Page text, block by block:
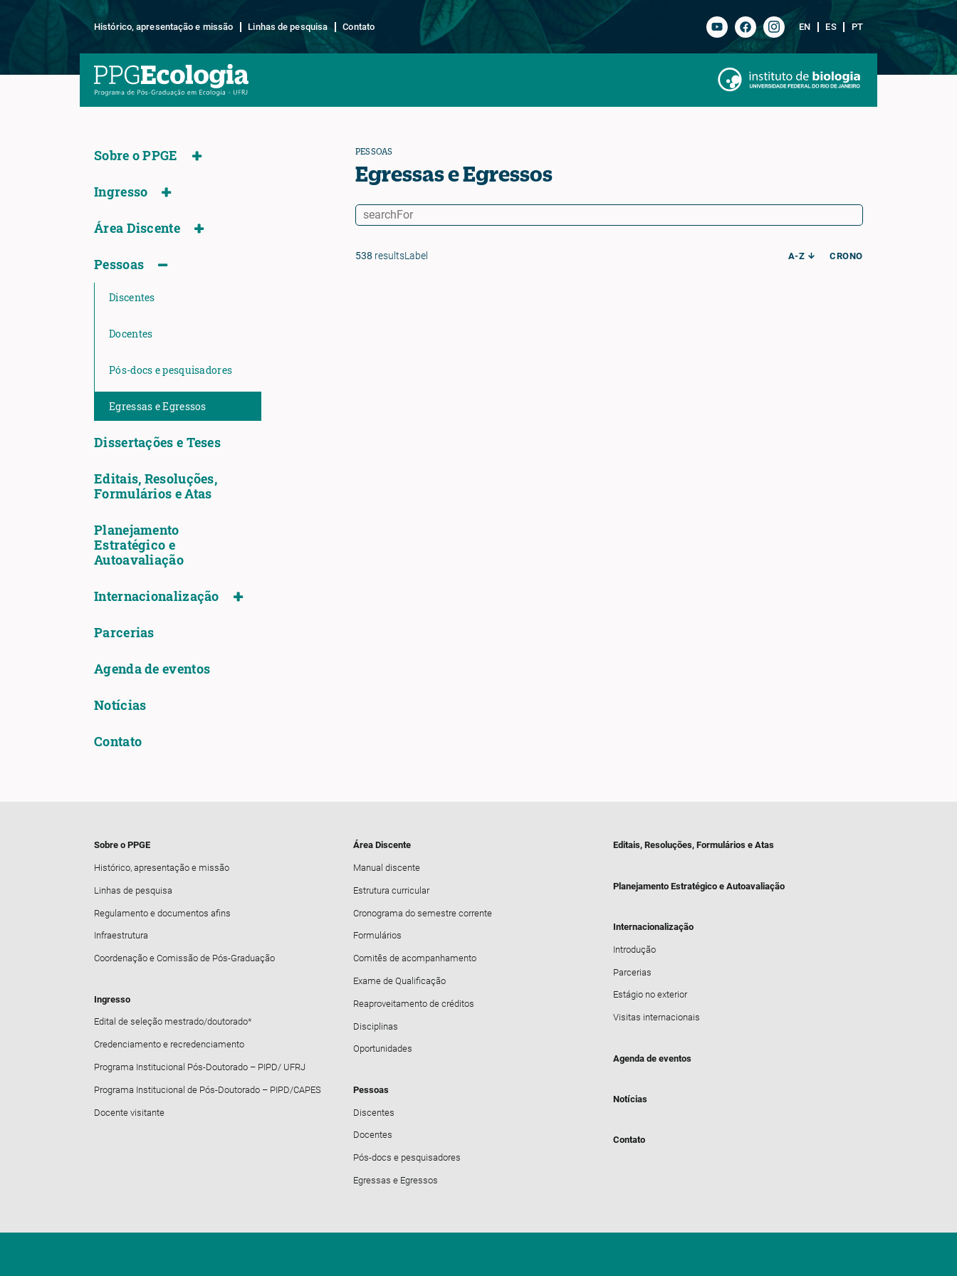
Histórico, apresentação e missão Linhas de pesquisa Contato EN ES PT
Sobre o PPGE
Ingresso
Área Discente
Pessoas
Discentes
Docentes
Pós-docs e pesquisadores
Egressas e Egressos
Dissertações e Teses
Editais, Resoluções,
Formulários e Atas
Planejamento
Estratégico e
Autoavaliação
Internacionalização
Parcerias
Agenda de eventos
Notícias
Contato
PESSOAS
Egressas e Egressos
538 resultsLabel A-Z CRONO
Sobre o PPGE
Histórico, apresentação e missão
Linhas de pesquisa
Regulamento e documentos afins
Infraestrutura
Coordenação e Comissão de Pós-Graduação
Ingresso
Edital de seleção mestrado/doutorado*
Credenciamento e recredenciamento
Programa Institucional Pós-Doutorado – PIPD/ UFRJ
Programa Institucional de Pós-Doutorado – PIPD/CAPES
Docente visitante
Área Discente
Manual discente
Estrutura curricular
Cronograma do semestre corrente
Formulários
Comitês de acompanhamento
Exame de Qualificação
Reaproveitamento de créditos
Disciplinas
Oportunidades
Pessoas
Discentes
Docentes
Pós-docs e pesquisadores
Egressas e Egressos
Editais, Resoluções, Formulários e Atas
Planejamento Estratégico e Autoavaliação
Internacionalização
Introdução
Parcerias
Estágio no exterior
Visitas internacionais
Agenda de eventos
Notícias
Contato